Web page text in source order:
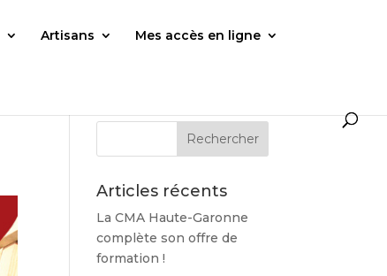
Artisans Mes accès en ligne
Articles récents
La CMA Haute-Garonne
complète son offre de
formation !